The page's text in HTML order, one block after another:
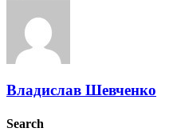
Владислав Шевченко
Search